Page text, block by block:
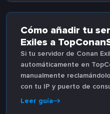
Cómo añadir tu
Exiles a
Si tu servidor de Conan
automáticamente en
manualmente
con tu IP y puerto de
Leer guía